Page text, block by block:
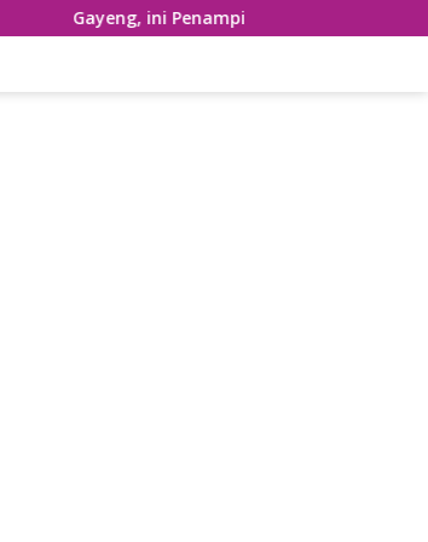
Penampilan Ronthek Laskar Gajah Gumilap